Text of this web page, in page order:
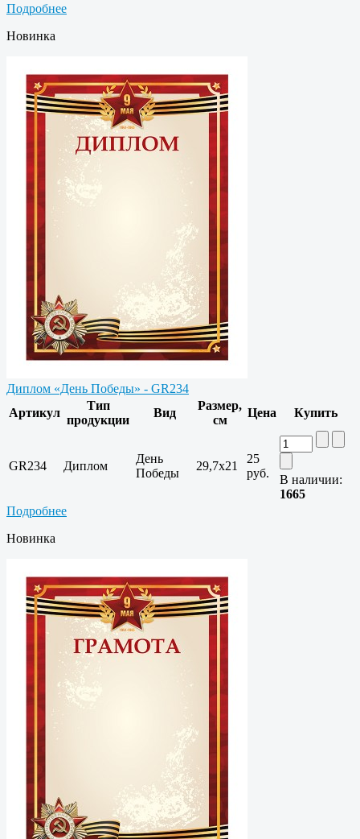
Подробнее
Новинка
Диплом «День Победы» - GR234
Артикул
Тип
продукции
Вид
Размер,
см
Цена Купить
GR234 Диплом
День
Победы
29,7x21
25
руб.
В наличии:
1665
Подробнее
Новинка